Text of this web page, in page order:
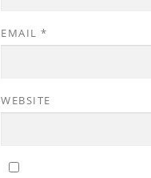
EMAIL *
WEBSITE